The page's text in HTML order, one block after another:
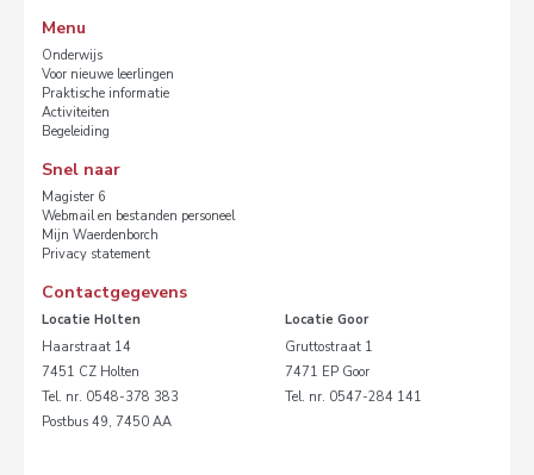
Menu
Onderwijs
Voor nieuwe leerlingen
Praktische informatie
Activiteiten
Begeleiding
Snel naar
Magister 6
Webmail en bestanden personeel
Mijn Waerdenborch
Privacy statement
Contactgegevens
Locatie Holten
Haarstraat 14
7451 CZ Holten
Tel. nr. 0548-378 383
Postbus 49, 7450 AA
Locatie Goor
Gruttostraat 1
7471 EP Goor
Tel. nr. 0547-284 141